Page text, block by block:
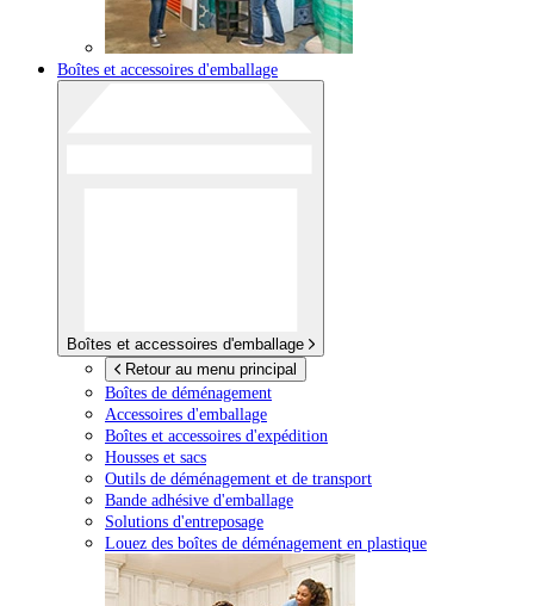
Boîtes et accessoires d'emballage
Boîtes et accessoires d'emballage
Retour au menu principal
Boîtes de déménagement
Accessoires d'emballage
Boîtes et accessoires d'expédition
Housses et sacs
Outils de déménagement et de transport
Bande adhésive d'emballage
Solutions d'entreposage
Louez des boîtes de déménagement en plastique